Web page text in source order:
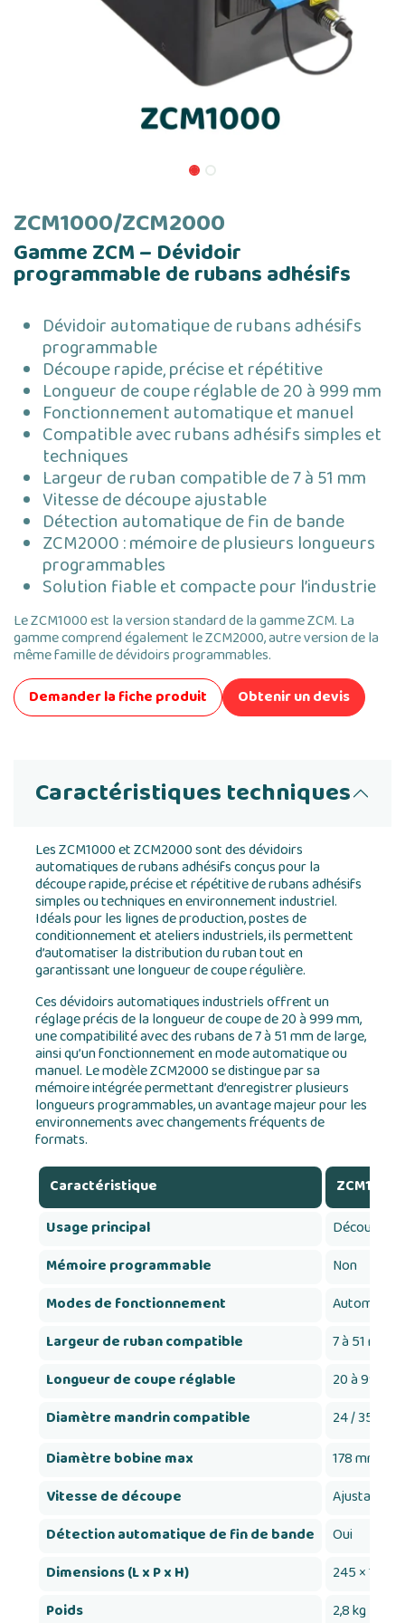
ZCM1000/ZCM2000
Gamme ZCM – Dévidoir
programmable de rubans adhésifs
Dévidoir automatique de rubans adhésifs
programmable
Découpe rapide, précise et répétitive
Longueur de coupe réglable de 20 à 999 mm
Fonctionnement automatique et manuel
Compatible avec rubans adhésifs simples et
techniques
Largeur de ruban compatible de 7 à 51 mm
Vitesse de découpe ajustable
Détection automatique de fin de bande
ZCM2000 : mémoire de plusieurs longueurs
programmables
Solution fiable et compacte pour l’industrie
Le ZCM1000 est la version standard de la gamme ZCM. La
gamme comprend également le ZCM2000, autre version de la
même famille de dévidoirs programmables.
Demander la fiche produit
Obtenir un devis
Caractéristiques techniques
Les ZCM1000 et ZCM2000 sont des dévidoirs
automatiques de rubans adhésifs conçus pour la
découpe rapide, précise et répétitive de rubans adhésifs
simples ou techniques en environnement industriel.
Idéals pour les lignes de production, postes de
conditionnement et ateliers industriels, ils permettent
d’automatiser la distribution du ruban tout en
garantissant une longueur de coupe régulière.
Ces dévidoirs automatiques industriels offrent un
réglage précis de la longueur de coupe de 20 à 999 mm,
une compatibilité avec des rubans de 7 à 51 mm de large,
ainsi qu’un fonctionnement en mode automatique ou
manuel. Le modèle ZCM2000 se distingue par sa
mémoire intégrée permettant d’enregistrer plusieurs
longueurs programmables, un avantage majeur pour les
environnements avec changements fréquents de
formats.
Caractéristique
ZCM1000
Usage principal
Découpe
Mémoire programmable
Non
Modes de fonctionnement
Largeur de ruban compatible
7 à 51 mm
Longueur de coupe réglable
20 à 999
Diamètre mandrin compatible
24 / 35 / 76
Diamètre bobine max
178 mm
Vitesse de découpe
Ajustable
Détection automatique de fin de bande
Oui
Dimensions (L x P x H)
245 × 135
Poids
2,8 kg